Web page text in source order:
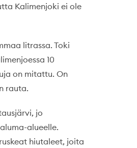
Kalimenjoki ei ole
litrassa. Toki
10
on mitattu. On
rauta.
jo
alueelle.
hiutaleet, joita